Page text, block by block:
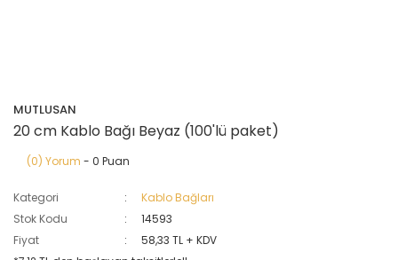
MUTLUSAN
20 cm Kablo Bağı Beyaz (100'lü paket)
(0) Yorum - 0 Puan
Kategori
Kablo Bağları
Stok Kodu
14593
Fiyat
58,33 TL + KDV